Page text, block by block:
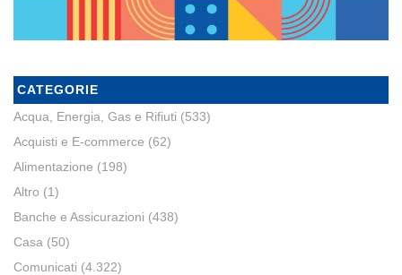
CATEGORIE
Acqua, Energia, Gas e Rifiuti (533)
Acquisti e E-commerce (62)
Alimentazione (198)
Altro (1)
Banche e Assicurazioni (438)
Casa (50)
Comunicati (4.322)